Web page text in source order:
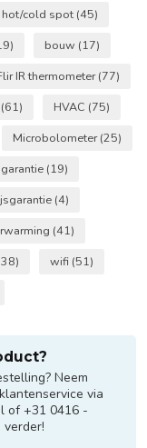
cold spot (45)
bouw (17)
IR thermometer(77)
(61) HVAC (75)
Microbolometer(25)
(19)
(4)
(41)
wifi (51)
Neem
via
of +31 0416 -